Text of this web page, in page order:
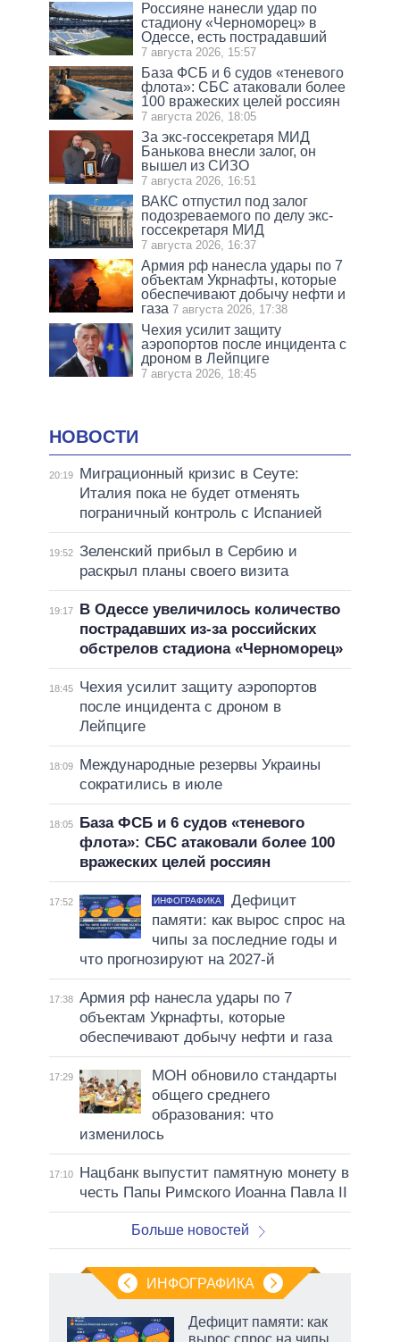
Россияне нанесли удар по
стадиону «Черноморец» в
Одессе, есть пострадавший
7 августа 2026, 15:57
База ФСБ и 6 судов «теневого
флота»: СБС атаковали более
100 вражеских целей россиян
7 августа 2026, 18:05
За экс-госсекретаря МИД
Банькова внесли залог, он
вышел из СИЗО
7 августа 2026, 16:51
ВАКС отпустил под залог
подозреваемого по делу экс-
госсекретаря МИД
7 августа 2026, 16:37
Армия рф нанесла удары по 7
объектам Укрнафты, которые
обеспечивают добычу нефти и
газа 7 августа 2026, 17:38
Чехия усилит защиту
аэропортов после инцидента с
дроном в Лейпциге
7 августа 2026, 18:45
НОВОСТИ
20:19
Миграционный кризис в Сеуте:
Италия пока не будет отменять
пограничный контроль с Испанией
19:52 Зеленский прибыл в Сербию и
раскрыл планы своего визита
19:17
В Одессе увеличилось количество
пострадавших из-за российских
обстрелов стадиона «Черноморец»
18:45
Чехия усилит защиту аэропортов
после инцидента с дроном в
Лейпциге
18:09
Международные резервы Украины
сократились в июле
18:05
База ФСБ и 6 судов «теневого
флота»: СБС атаковали более 100
вражеских целей россиян
17:52 ИНФОГРАФИКА
Дефицит
памяти: как вырос спрос на
чипы за последние годы и
что прогнозируют на 2027-й
17:38 Армия рф нанесла удары по 7
объектам Укрнафты, которые
обеспечивают добычу нефти и газа
17:29
МОН обновило стандарты
общего среднего
образования: что
изменилось
17:10
Нацбанк выпустит памятную монету в
честь Папы Римского Иоанна Павла II
Больше новостей
ИНФОГРАФИКА
Дефицит памяти: как
вырос спрос на чипы